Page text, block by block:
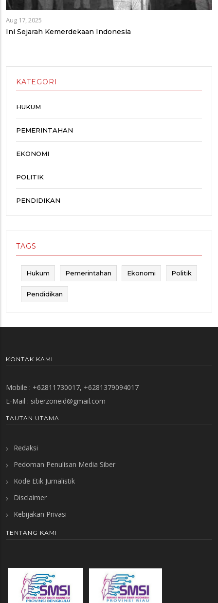
Aug 17, 2025
Ini Sejarah Kemerdekaan Indonesia
KATEGORI
HUKUM
PEMERINTAHAN
EKONOMI
POLITIK
PENDIDIKAN
TAGS
Hukum Pemerintahan Ekonomi Politik
Pendidikan
KONTAK KAMI
Mobile : +62811730017, +6281379094017
E-Mail : siberzoneid@gmail.com
TAUTAN UTAMA
Redaksi
Pedoman Penulisan Media Siber
Kode Etik Jurnalistik
Disclaimer
Kebijakan Privasi
TENTANG KAMI